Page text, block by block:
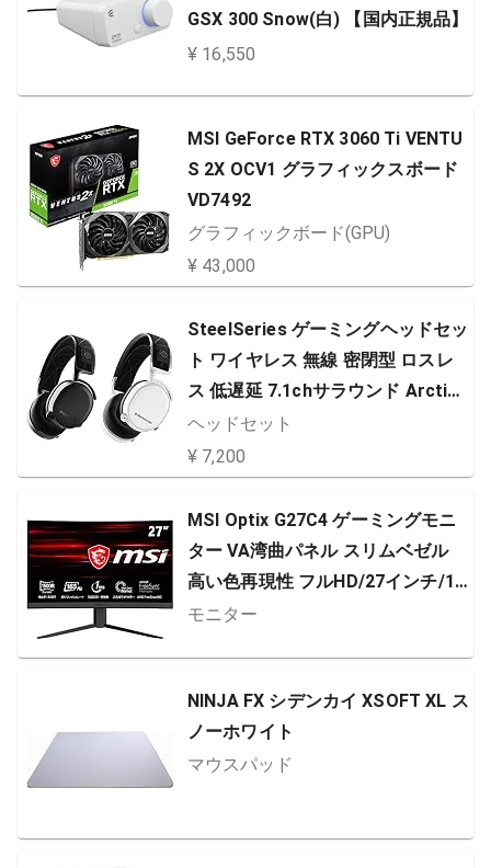
GSX 300 Snow(白) 【国内正規品】
¥ 16,550
MSI GeForce RTX 3060 Ti VENTU
S 2X OCV1 グラフィックスボード
VD7492
グラフィックボード(GPU)
¥ 43,000
SteelSeries ゲーミングヘッドセッ
ト ワイヤレス 無線 密閉型 ロスレ
ス 低遅延 7.1chサラウンド Arctis
7 61508 ホワイト 通常
ヘッドセット
¥ 7,200
MSI Optix G27C4 ゲーミングモニ
ター VA湾曲パネル スリムベゼル
高い色再現性 フルHD/27インチ/16
5Hz/1ms/FreeSync Premium/HD
モニター
NINJA FX シデンカイ XSOFT XL ス
ノーホワイト
マウスパッド